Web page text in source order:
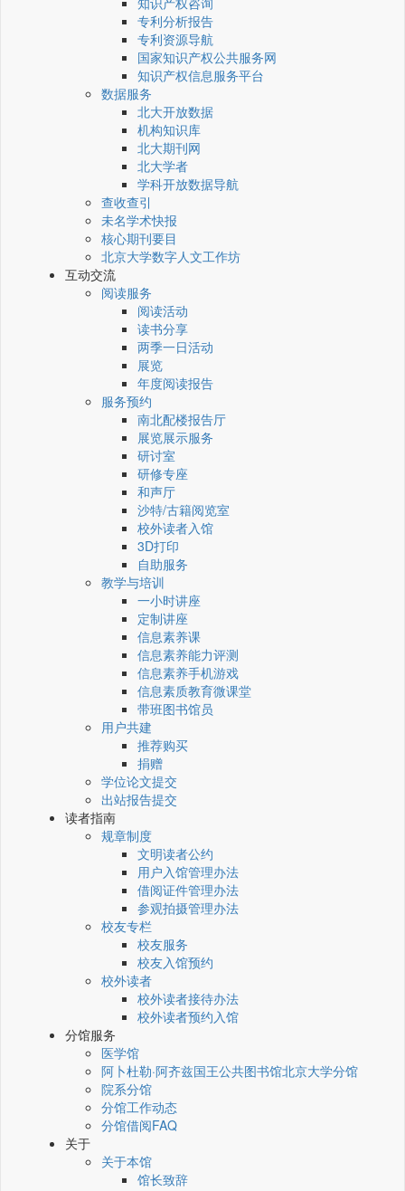
专利分析报告
专利资源导航
国家知识产权公共服务网
知识产权信息服务平台
数据服务
北大开放数据
机构知识库
北大期刊网
北大学者
学科开放数据导航
查收查引
未名学术快报
核心期刊要目
北京大学数字人文工作坊
互动交流
阅读服务
阅读活动
读书分享
两季一日活动
展览
年度阅读报告
服务预约
南北配楼报告厅
展览展示服务
研讨室
研修专座
和声厅
沙特/古籍阅览室
校外读者入馆
3D打印
自助服务
教学与培训
一小时讲座
定制讲座
信息素养课
信息素养能力评测
信息素养手机游戏
信息素质教育微课堂
带班图书馆员
用户共建
推荐购买
捐赠
学位论文提交
出站报告提交
读者指南
规章制度
文明读者公约
用户入馆管理办法
借阅证件管理办法
参观拍摄管理办法
校友专栏
校友服务
校友入馆预约
校外读者
校外读者接待办法
校外读者预约入馆
分馆服务
医学馆
阿卜杜勒·阿齐兹国王公共图书馆北京大学分馆
院系分馆
分馆工作动态
分馆借阅FAQ
关于
关于本馆
馆长致辞